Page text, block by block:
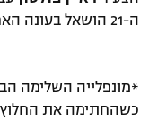
ה-21 הושאל בעונה האחרונה לצ'סטרפילד.
*מונפלייה השלימה
כשהחתימה את החלוץ